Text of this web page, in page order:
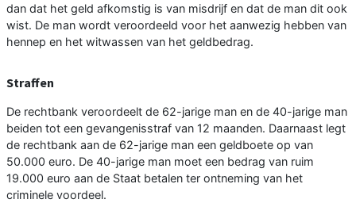
dan dat het geld afkomstig is van misdrijf en dat de man dit ook
wist. De man wordt veroordeeld voor het aanwezig hebben van
hennep en het witwassen van het geldbedrag.
Straffen
De rechtbank veroordeelt de 62-jarige man en de 40-jarige man
beiden tot een gevangenisstraf van 12 maanden. Daarnaast legt
de rechtbank aan de 62-jarige man een geldboete op van
50.000 euro. De 40-jarige man moet een bedrag van ruim
19.000 euro aan de Staat betalen ter ontneming van het
criminele voordeel.